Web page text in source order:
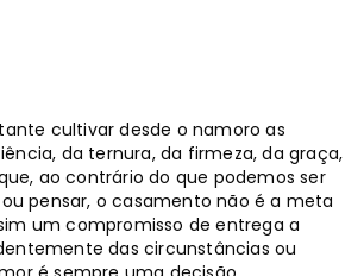
cultivar desde o namoro as
da ternura, da firmeza, da graça,
ao contrário do que podemos ser
pensar, o casamento não é a meta
um compromisso de entrega a
das circunstâncias ou